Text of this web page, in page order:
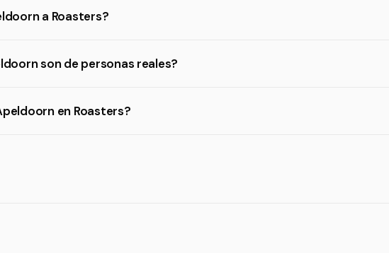
a Roasters?
son de personas reales?
en Roasters?